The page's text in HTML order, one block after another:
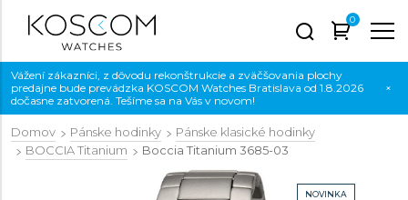
0
Vážení zákazníci, z dôvodu rekonštrukcie a zväčšovania plochy
predajne bude prevádzka KOSCOM Watches Bratislava od 1.8.2026
dočasne zatvorená. Tešíme sa na Vás v novom!
×
Domov Pánske hodinky
Pánske klasické hodinky
BOCCIA Titanium
Boccia Titanium 3685-03
NOVINKA